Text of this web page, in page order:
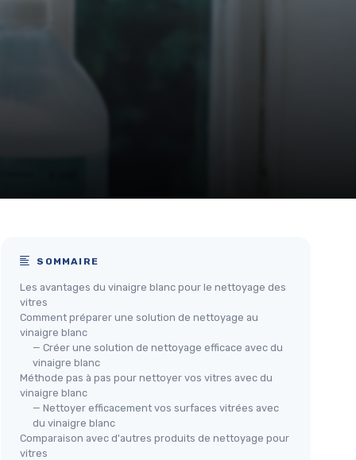
SOMMAIRE
Les avantages du vinaigre blanc pour le nettoyage des
vitres
Comment préparer une solution de nettoyage au
vinaigre blanc
— Créer une solution de nettoyage efficace avec du
vinaigre blanc
Méthode pas à pas pour nettoyer vos vitres avec du
vinaigre blanc
— Nettoyer efficacement vos surfaces vitrées avec
du vinaigre blanc
Comparaison avec d'autres produits de nettoyage pour
vitres